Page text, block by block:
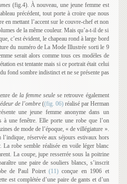
(fig.4). À nouveau, une jeune femme est
précédent, tout porte à croire que nous
en mettant l’accent sur le couvre-chef et non
de la même couleur. Mais qu’a-t-il de si
c’est évident, le chapeau rond à large bord
du numéro de La Mode Illustrée sorti le 9
serait alors comme tous ces modèles de
est tentante mais si ce portrait était celui
fond sombre indistinct et ne se présente pas
dela femme seule se retrouve également
de l’ombre((fig. 06)réalisé par Herman
une jeune femme anonyme dans un
à une fenêtre. Elle porte une robe que l’on
de mode de l’époque, « de villégiature ».
réservée aux séjours estivaux hors
robe semble réalisée en voile léger blanc
La coupe, jupe resserrée sous la poitrine
une paire de souliers blancs, s’inscrit
de Paul Poiret(11) conçue en 1906 et
est complétée d’une paire de gants et d’un